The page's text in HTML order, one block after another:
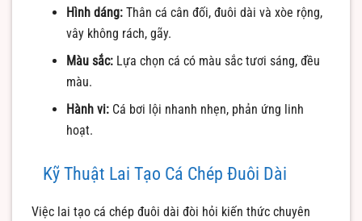
Hình dáng:Thân cá cân đối, đuôi dài và xòe rộng,
vây không rách, gãy.
Màu sắc:Lựa chọn cá có màu sắc tươi sáng, đều
màu.
Hành vi:Cá bơi lội nhanh nhẹn, phản ứng linh
hoạt.
Kỹ Thuật Lai Tạo Cá Chép Đuôi Dài
Việc lai tạo cá chép đuôi dài đòi hỏi kiến thức chuyên